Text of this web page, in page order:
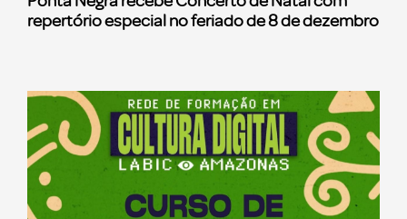
repertório especial no feriado de 8 de dezembro